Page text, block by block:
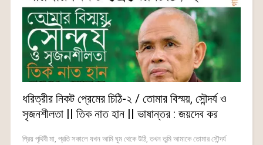
ধরিত্রীর নিকট প্রেমের চিঠি-২ / তোমার বিস্ময়, সৌন্দর্য ও
সৃজনশীলতা || তিক নাত হান || ভাষান্তর : জয়দেব কর
প্রিয় পৃথিবী মা, প্রতি সকালে যখন আমি ঘুম থেকে উঠি, তখন তুমি আমাকে তোমার সৌন্দর্য